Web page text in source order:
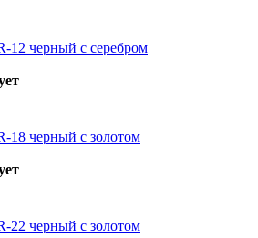
12 черный с серебром
18 черный с золотом
22 черный с золотом